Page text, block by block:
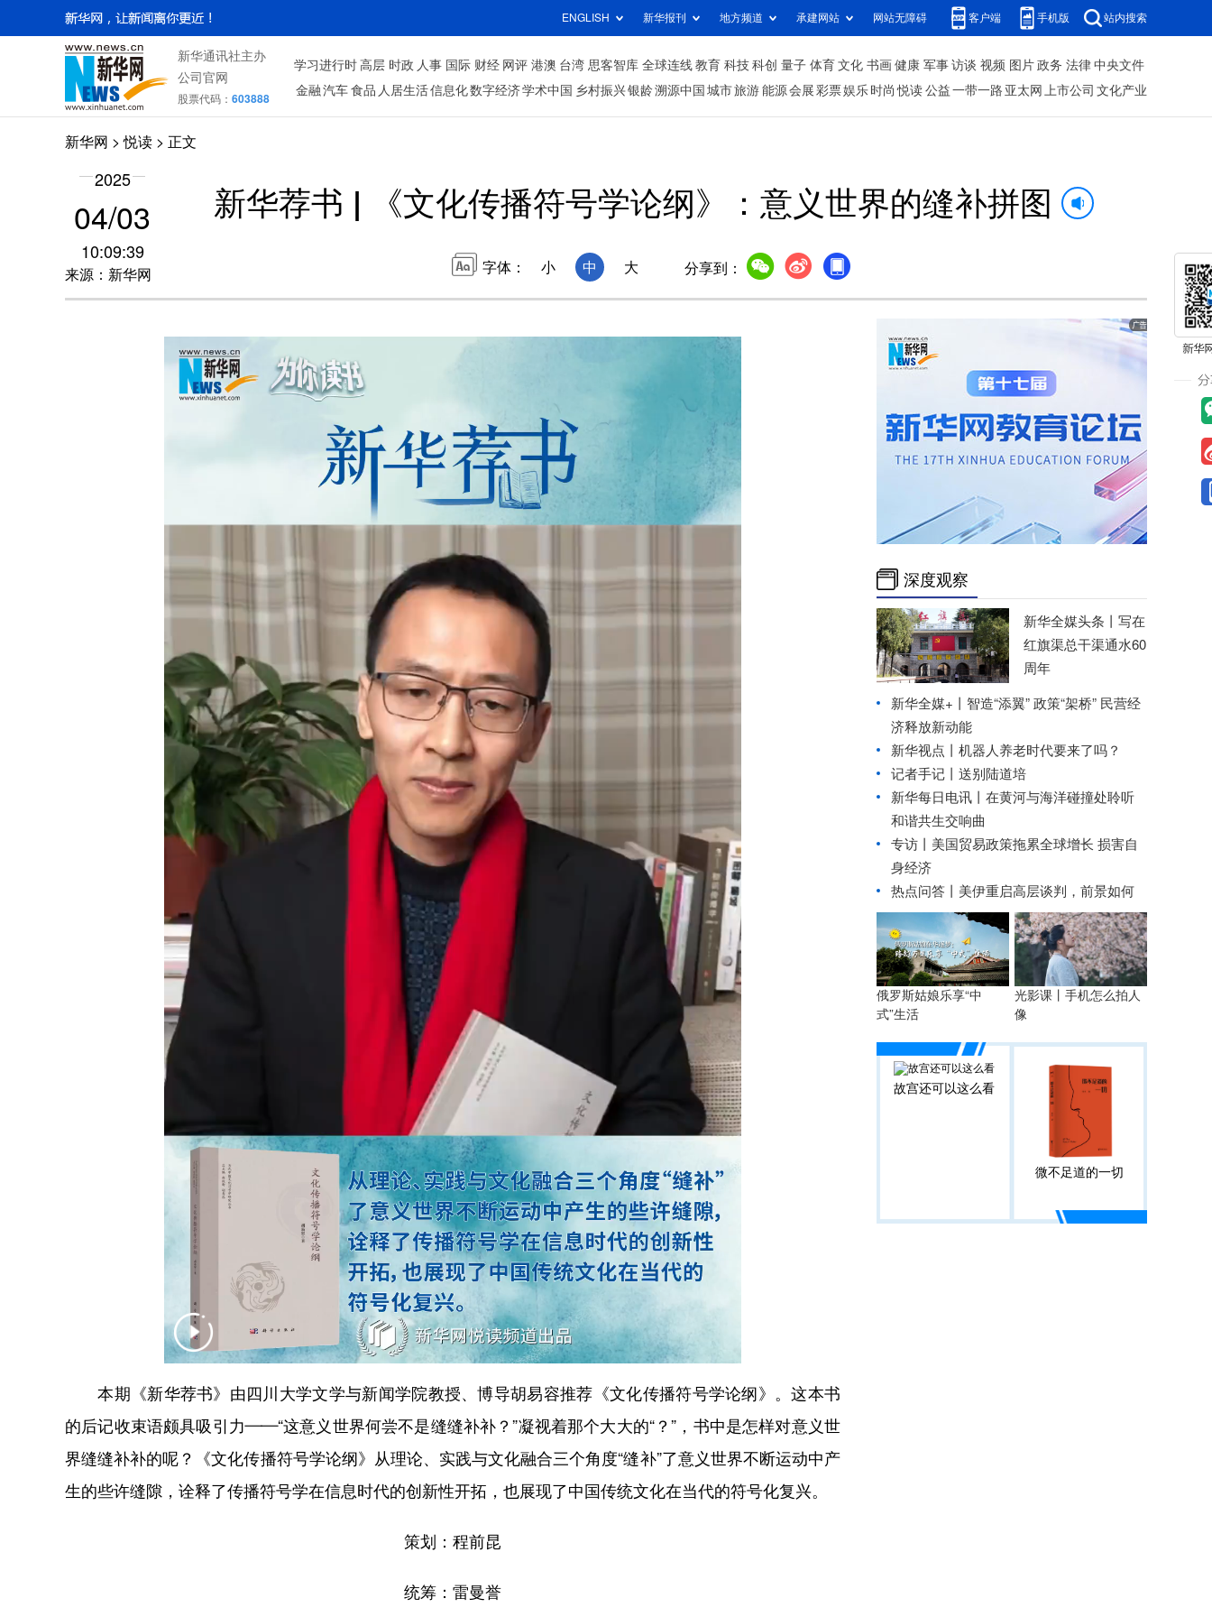
ENGLISH 新华报刊 地方频道 承建网站 网站无障碍 客户端 手机版 站内搜索
新华通讯社主办
公司官网
股票代码： 603888
学习进行时 高层 时政 人事 国际 财经 网评 港澳 台湾 思客智库 全球连线 教育 科技 科创 量子 体育 文化 书画 健康 军事 访谈 视频 图片 政务 法律 中央文件
金融 汽车 食品 人居生活信息化数字经济学术中国 乡村振兴银龄溯源中国 城市旅游 能源 会展 彩票娱乐 时尚 悦读 公益 一带一路 亚太网 上市公司 文化产业
新华网 >悦读 > 正文
2025
04/03
10:09:39
来源：新华网
新华荐书 | 《文化传播符号学论纲》：意义世界的缝补拼图
字体： 小 中 大 分享到：
本期《新华荐书》由四川大学文学与新闻学院教授、博导胡易容推荐《文化传播符号学论纲》。这本书
的后记收束语颇具吸引力——“这意义世界何尝不是缝缝补补？”凝视着那个大大的“？”，书中是怎样对意义世
界缝缝补补的呢？《文化传播符号学论纲》从理论、实践与文化融合三个角度“缝补”了意义世界不断运动中产
生的些许缝隙，诠释了传播符号学在信息时代的创新性开拓，也展现了中国传统文化在当代的符号化复兴。
策划：程前昆
统筹：雷曼誉
深度观察
新华全媒头条丨 写在
红旗渠总干渠通水60
周年
新华全媒+丨 智造“添翼” 政策“架桥” 民营经
济释放新动能
新华视点丨 机器人养老时代要来了吗？
记者手记丨送别陆道培
新华每日电讯丨 在黄河与海洋碰撞处聆听
和谐共生交响曲
专访丨美国贸易政策拖累全球增长 损害自
身经济
热点问答丨美伊重启高层谈判，前景如何
俄罗斯姑娘乐享“中
式”生活
光影课丨手机怎么拍人
像
故宫还可以这么看
微不足道的一切